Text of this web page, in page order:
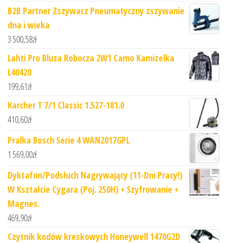
B2B Partner Zszywacz Pneumatyczny zszywanie
dna i wieka
3 500,58zł
Lahti Pro Bluza Robocza 2W1 Camo Kamizelka
L40420
199,61zł
Karcher T 7/1 Classic 1.527-181.0
410,60zł
Pralka Bosch Serie 4 WAN2017GPL
1 569,00zł
Dyktafon/Podsłuch Nagrywający (11-Dni Pracy!)
W Kształcie Cygara (Poj. 250H) + Szyfrowanie +
Magnes.
469,90zł
Czytnik kodów kreskowych Honeywell 1470G2D